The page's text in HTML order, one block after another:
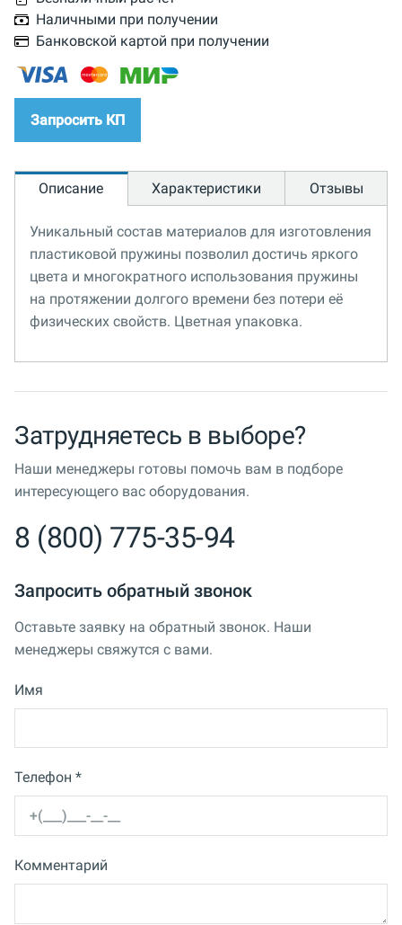
Наличными при получении
Банковской картой при получении
Запросить КП
Описание Характеристики Отзывы
Уникальный состав материалов для изготовления
пластиковой пружины позволил достичь яркого
цвета и многократного использования пружины
на протяжении долгого времени без потери её
физических свойств. Цветная упаковка.
Затрудняетесь в выборе?
Наши менеджеры готовы помочь вам в подборе
интересующего вас оборудования.
8 (800) 775-35-94
Запросить обратный звонок
Оставьте заявку на обратный звонок. Наши
менеджеры свяжутся с вами.
Имя
Телефон *
Комментарий